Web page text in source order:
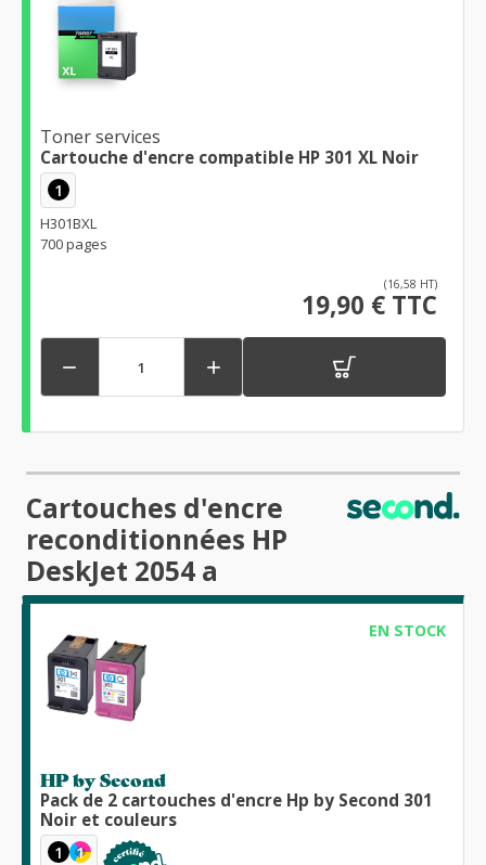
Toner services
Cartouche d'encre compatible HP 301 XL Noir
1
H301BXL
700 pages
(16,58 HT)
19,90 € TTC
 
Cartouches d'encre
reconditionnées HP
DeskJet 2054 a
EN STOCK
HP by Second
Pack de 2 cartouches d'encre Hp by Second 301
Noir et couleurs
1 1